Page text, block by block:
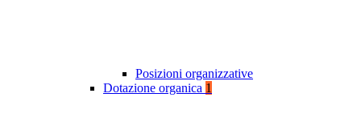
Posizioni organizzative
Dotazione organica 1